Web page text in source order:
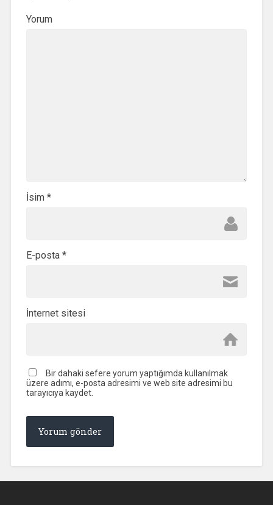
Yorum
İsim *
E-posta *
İnternet sitesi
Bir dahaki sefere yorum yaptığımda kullanılmak
üzere adımı, e-posta adresimi ve web site adresimi bu
tarayıcıya kaydet.